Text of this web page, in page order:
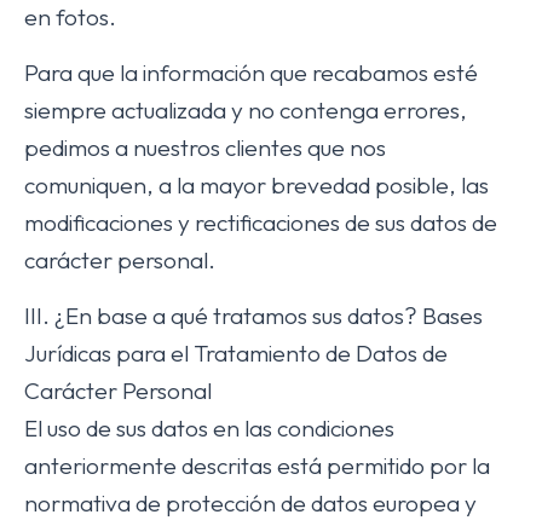
en fotos.
Para que la información que recabamos esté
siempre actualizada y no contenga errores,
pedimos a nuestros clientes que nos
comuniquen, a la mayor brevedad posible, las
modificaciones y rectificaciones de sus datos de
carácter personal.
III. ¿En base a qué tratamos sus datos? Bases
Jurídicas para el Tratamiento de Datos de
Carácter Personal
El uso de sus datos en las condiciones
anteriormente descritas está permitido por la
normativa de protección de datos europea y